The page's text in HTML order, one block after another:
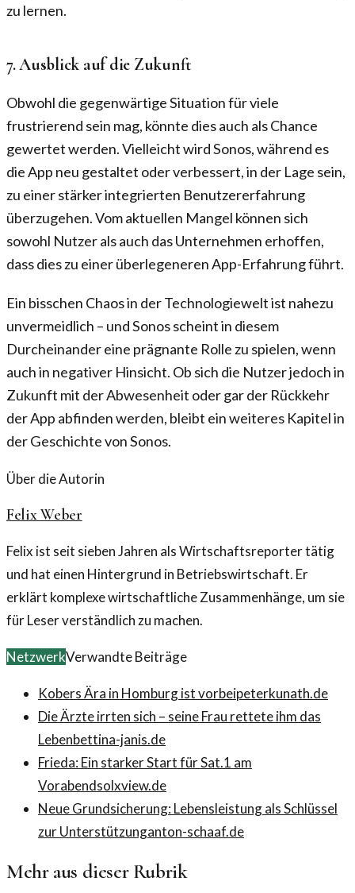
zu lernen.
7. Ausblick auf die Zukunft
Obwohl die gegenwärtige Situation für viele
frustrierend sein mag, könnte dies auch als Chance
gewertet werden. Vielleicht wird Sonos, während es
die App neu gestaltet oder verbessert, in der Lage sein,
zu einer stärker integrierten Benutzererfahrung
überzugehen. Vom aktuellen Mangel können sich
sowohl Nutzer als auch das Unternehmen erhoffen,
dass dies zu einer überlegeneren App-Erfahrung führt.
Ein bisschen Chaos in der Technologiewelt ist nahezu
unvermeidlich – und Sonos scheint in diesem
Durcheinander eine prägnante Rolle zu spielen, wenn
auch in negativer Hinsicht. Ob sich die Nutzer jedoch in
Zukunft mit der Abwesenheit oder gar der Rückkehr
der App abfinden werden, bleibt ein weiteres Kapitel in
der Geschichte von Sonos.
Über die Autorin
Felix Weber
Felix ist seit sieben Jahren als Wirtschaftsreporter tätig
und hat einen Hintergrund in Betriebswirtschaft. Er
erklärt komplexe wirtschaftliche Zusammenhänge, um sie
für Leser verständlich zu machen.
NetzwerkVerwandte Beiträge
Kobers Ära in Homburg ist vorbeipeterkunath.de
Die Ärzte irrten sich – seine Frau rettete ihm das
Lebenbettina-janis.de
Frieda: Ein starker Start für Sat.1 am
Vorabendsolxview.de
Neue Grundsicherung: Lebensleistung als Schlüssel
zur Unterstützunganton-schaaf.de
Mehr aus dieser Rubrik